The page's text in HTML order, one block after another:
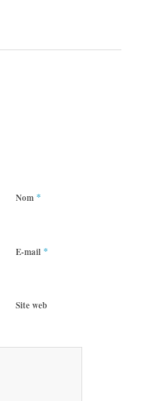
Nom *
E-mail *
Site web